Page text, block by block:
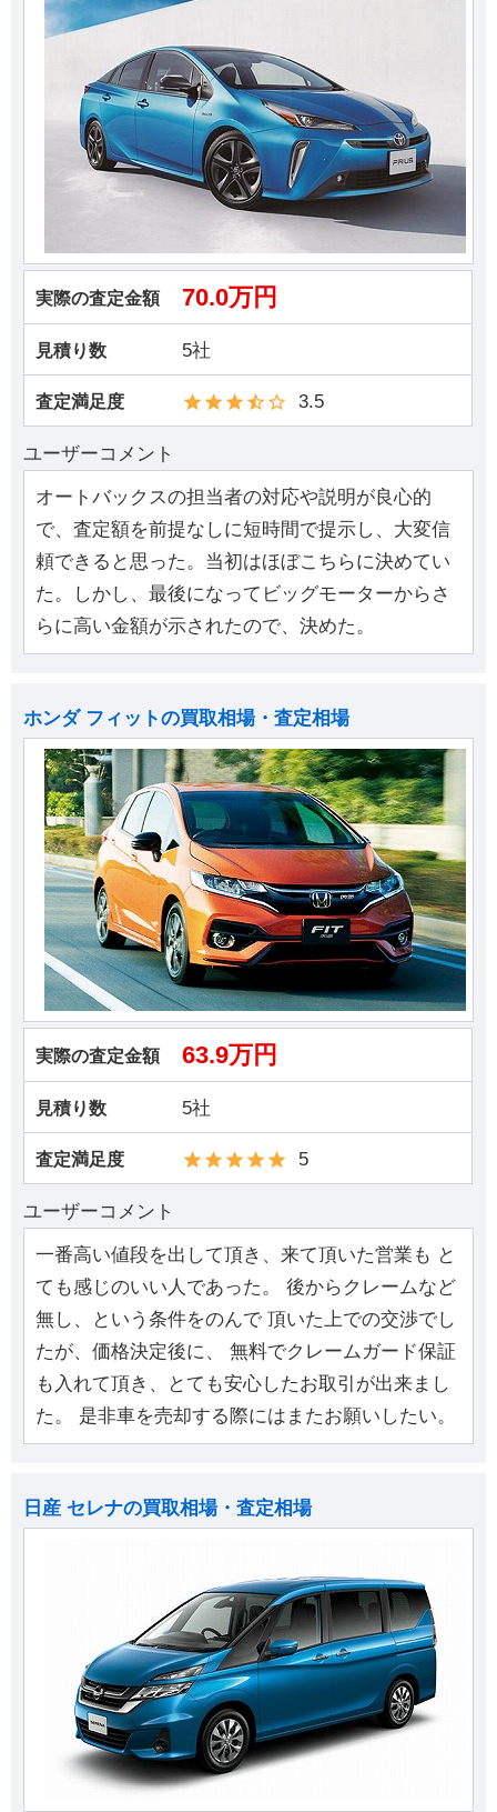
実際の査定金額 70.0万円
見積り数 5社
査定満足度 3.5
ユーザーコメント
オートバックスの担当者の対応や説明が良心的
で、査定額を前提なしに短時間で提示し、大変信
頼できると思った。当初はほぼこちらに決めてい
た。しかし、最後になってビッグモーターからさ
らに高い金額が示されたので、決めた。
ホンダ フィットの買取相場・査定相場
実際の査定金額 63.9万円
見積り数 5社
査定満足度 5
ユーザーコメント
一番高い値段を出して頂き、来て頂いた営業も と
ても感じのいい人であった。 後からクレームなど
無し、という条件をのんで 頂いた上での交渉でし
たが、価格決定後に、 無料でクレームガード保証
も入れて頂き、とても安心したお取引が出来まし
た。 是非車を売却する際にはまたお願いしたい。
日産 セレナの買取相場・査定相場